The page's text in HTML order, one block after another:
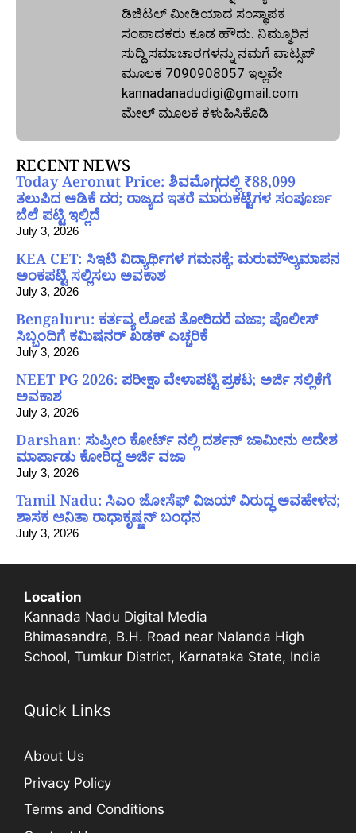
ಡಿಜಿಟಲ್‌ ಮೀಡಿಯಾದ ಸಂಸ್ಥಾಪಕ
ಸಂಪಾದಕರು ಕೂಡ ಹೌದು. ನಿಮ್ಮೂರಿನ
ಸುದ್ದಿ ಸಮಾಚಾರಗಳನ್ನು ನಮಗೆ ವಾಟ್ಸಪ್‌
ಮೂಲಕ 7090908057 ಇಲ್ಲವೇ
kannadanadudigi@gmail.com
ಮೇಲ್‌ ಮೂಲಕ ಕಳುಹಿಸಿಕೊಡಿ
RECENT NEWS
Today Aeronut Price: ಶಿವಮೊಗ್ಗದಲ್ಲಿ ₹88,099
ತಲುಪಿದ ಅಡಿಕೆ ದರ; ರಾಜ್ಯದ ಇತರೆ ಮಾರುಕಟ್ಟೆಗಳ ಸಂಪೂರ್ಣ
ಬೆಲೆ ಪಟ್ಟಿ ಇಲ್ಲಿದೆ
July 3, 2026
KEA CET: ಸಿಇಟಿ ವಿದ್ಯಾರ್ಥಿಗಳ ಗಮನಕ್ಕೆ; ಮರುಮೌಲ್ಯಮಾಪನ
ಅಂಕಪಟ್ಟಿ ಸಲ್ಲಿಸಲು ಅವಕಾಶ
July 3, 2026
Bengaluru: ಕರ್ತವ್ಯ ಲೋಪ ತೋರಿದರೆ ವಜಾ; ಪೊಲೀಸ್
ಸಿಬ್ಬಂದಿಗೆ ಕಮಿಷನರ್ ಖಡಕ್ ಎಚ್ಚರಿಕೆ
July 3, 2026
NEET PG 2026: ಪರೀಕ್ಷಾ ವೇಳಾಪಟ್ಟಿ ಪ್ರಕಟ; ಅರ್ಜಿ ಸಲ್ಲಿಕೆಗೆ
ಅವಕಾಶ
July 3, 2026
Darshan: ಸುಪ್ರೀಂ ಕೋರ್ಟ್ ನಲ್ಲಿ ದರ್ಶನ್ ಜಾಮೀನು ಆದೇಶ
ಮಾರ್ಪಾಡು ಕೋರಿದ್ದ ಅರ್ಜಿ ವಜಾ
July 3, 2026
Tamil Nadu: ಸಿಎಂ ಜೋಸೆಫ್ ವಿಜಯ್ ವಿರುದ್ಧ ಅವಹೇಳನ;
ಶಾಸಕ ಅನಿತಾ ರಾಧಾಕೃಷ್ಣನ್ ಬಂಧನ
July 3, 2026
Location
Kannada Nadu Digital Media
Bhimasandra, B.H. Road near Nalanda High
School, Tumkur District, Karnataka State, India
Quick Links
About Us
Privacy Policy
Terms and Conditions